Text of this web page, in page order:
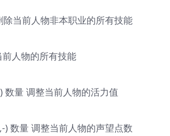
除当前人物非本职业的所有技能
前人物的所有技能
数量 调整当前人物的活力值
) 数量 调整当前人物的声望点数